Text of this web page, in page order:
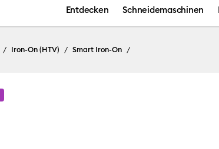
Entdecken Schneidemaschinen
Iron-On (HTV) Smart Iron-On